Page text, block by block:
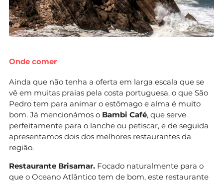
Onde comer
Ainda que não tenha a oferta em larga escala que se
vê em muitas praias pela costa portuguesa, o que São
Pedro tem para animar o estômago e alma é muito
bom. Já mencionámos o Bambi Café, que serve
perfeitamente para o lanche ou petiscar, e de seguida
apresentamos dois dos melhores restaurantes da
região.
Restaurante Brisamar. Focado naturalmente para o
que o Oceano Atlântico tem de bom, este restaurante